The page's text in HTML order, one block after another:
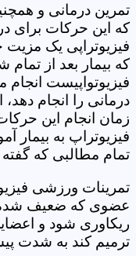
تمرین درمانی و
که این حرکات برای
فیزیوتراپی یک
که بیمار بعد از
فیزیوتواپیست انجام
درمانی را انجام
زمان انجام این
فیزیوتراپ به بیمار
تمام مطالبی که
تمرینات ورزشی
عضوی که ضعیف
ریکاوری شود و
ترمیم کند به شدت